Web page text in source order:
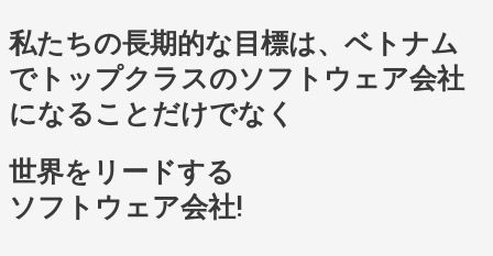
私たちの長期的な目標は、ベトナム
でトップクラスのソフトウェア会社
になることだけでなく
世界をリードする
ソフトウェア会社!